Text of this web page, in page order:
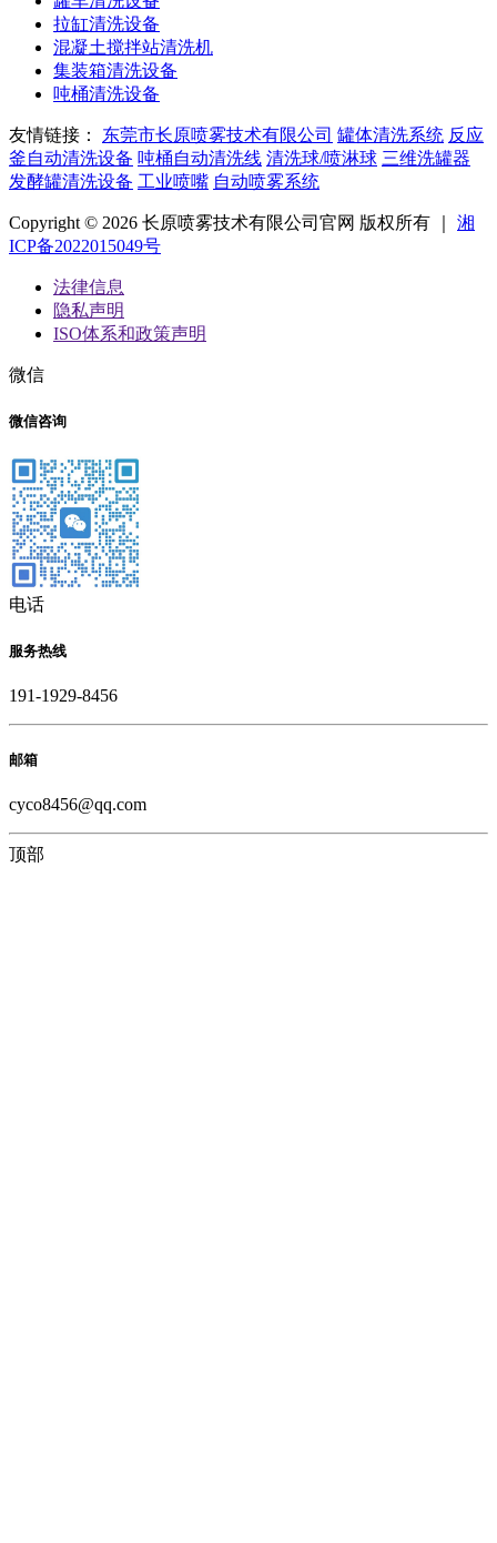
拉缸清洗设备
混凝土搅拌站清洗机
集装箱清洗设备
吨桶清洗设备
友情链接： 东莞市长原喷雾技术有限公司 罐体清洗系统 反应
釜自动清洗设备 吨桶自动清洗线 清洗球/喷淋球 三维洗罐器
发酵罐清洗设备 工业喷嘴 自动喷雾系统
Copyright © 2026 长原喷雾技术有限公司官网 版权所有 ｜ 湘
ICP备2022015049号
法律信息
隐私声明
ISO体系和政策声明
微信
微信咨询
电话
服务热线
191-1929-8456
邮箱
cyco8456@qq.com
顶部